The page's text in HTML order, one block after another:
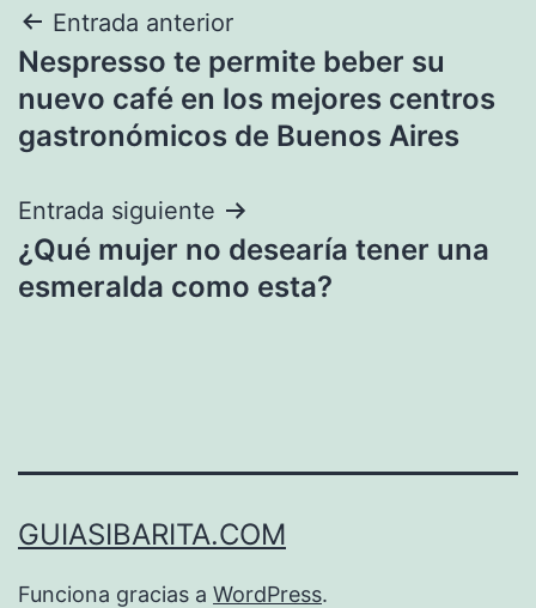
Navegación
de
entradas
Entrada anterior
Nespresso te permite beber su
nuevo café en los mejores centros
gastronómicos de Buenos Aires
Entrada siguiente
¿Qué mujer no desearía tener una
esmeralda como esta?
GUIASIBARITA.COM
Funciona gracias a WordPress.